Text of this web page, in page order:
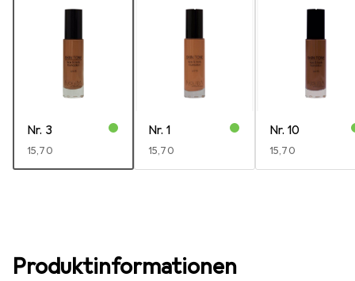
Nr. 3
EUR
15,70
Nr. 1
EUR
15,70
Nr. 10
EUR
15,70
Produktinformationen